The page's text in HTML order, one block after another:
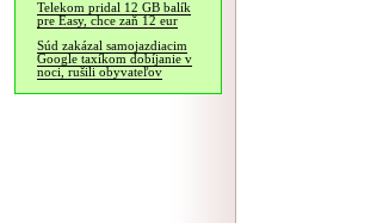
Telekom pridal 12 GB balík
pre Easy, chce zaň 12 eur
Súd zakázal samojazdiacim
Google taxíkom dobíjanie v
noci, rušili obyvateľov